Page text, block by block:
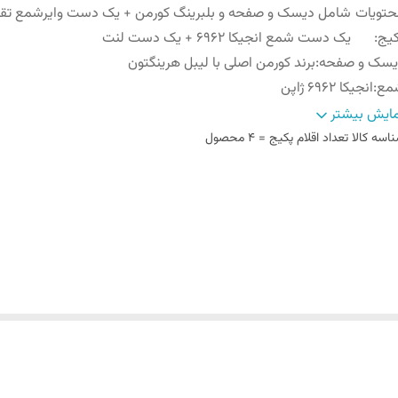
:
شامل دیسک و صفحه و بلبرینگ کورمن + یک دست وایرشمع
یک دست شمع انجیکا 6962 + یک دست لنت
و صفحه:برند کورمن اصلی با لیبل هرینگتون
:انجیکا 6962 ژاپن
:وایرشمع تقویتی اهم صفر برنجی با مغزی سی ویک رشته مسی
محتویات این پکیج بصورت دوره ای با توجه به تغییر کیفیت قطعات
بیشتر
کالاتعداد اقلام پکیج = 4 محصول